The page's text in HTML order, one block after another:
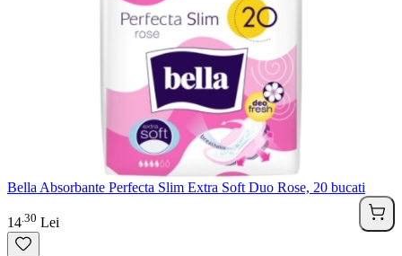
Bella Absorbante Perfecta Slim Extra Soft Duo Rose, 20 bucati
14 30 Lei